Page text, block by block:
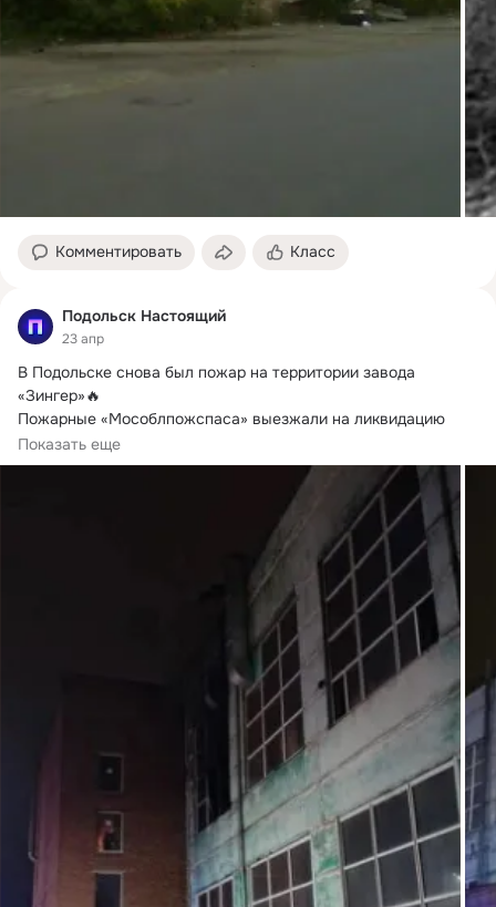
Комментировать Класс
Подольск Настоящий
23 апр
В Подольске снова был пожар на территории завода
«Зингер»🔥
Пожарные «Мособлпожспаса» выезжали на ликвидацию
возгорания в нежилом здании...
Показать еще